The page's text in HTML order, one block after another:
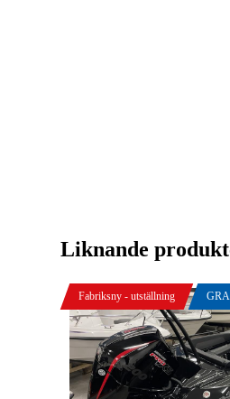
Liknande
Fabriksny - utställning